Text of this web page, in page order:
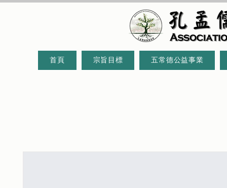
首頁 宗旨目標 五常德公益事業